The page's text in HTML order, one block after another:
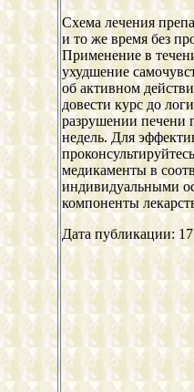
Схема лечения
и то же время без
Применение в
ухудшение
об активном
довести курс до
разрушении печени
недель. Для
медикаменты в
индивидуальными
компоненты
Дата публикации: